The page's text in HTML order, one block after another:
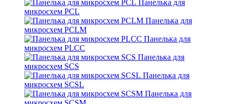
Панелька для
микросхем PCL
Панелька для
микросхем PCLM
Панелька для
микросхем PLCC
Панелька для
микросхем SCS
Панелька для
микросхем SCSL
Панелька для